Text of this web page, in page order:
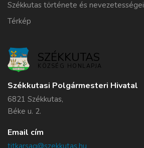
Székkutas története és nevezetességei
Térkép
SZÉKKUTAS
KÖZSÉG HONLAPJA
Székkutasi Polgármesteri Hivatal
6821 Székkutas,
Béke u. 2.
Email cím